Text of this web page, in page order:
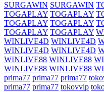
SURGAWIN SURGAWIN
TOGAPLAY TOGAPLAY
TOGAPLAY TOGAPLAY
TOGAPLAY TOGAPLAY
WINLIVE4D WINLIVE4D
WINLIVE4D WINLIVE4D
WINLIVE88 WINLIVE88
WINLIVE88 WINLIVE88
prima77 prima77 prima77
prima77 prima77 tokovvip